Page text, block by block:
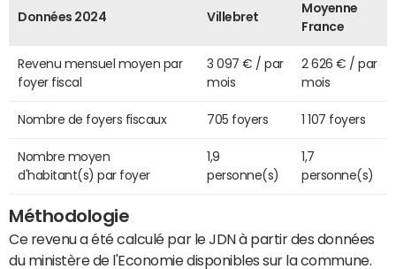
Données 2024 Villebret
Moyenne
France
Revenu mensuel moyen par
foyer fiscal
3 097 € / par
mois
2 626 € / par
mois
Nombre de foyers fiscaux 705 foyers 1 107 foyers
Nombre moyen
d'habitant(s) par foyer
1,9
personne(s)
1,7
personne(s)
Méthodologie
Ce revenu a été calculé par le JDN à partir des données
du ministère de l'Economie disponibles sur la commune.